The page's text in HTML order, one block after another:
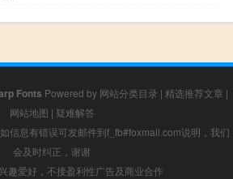
Fonts Powered by 网站分类目录 | 精选推荐文章 |
网站地图 | 疑难解答
信息有错误可发邮件到f_fb#foxmail.com说明，我们
会及时纠正，谢谢
趣爱好，不接盈利性广告及商业合作